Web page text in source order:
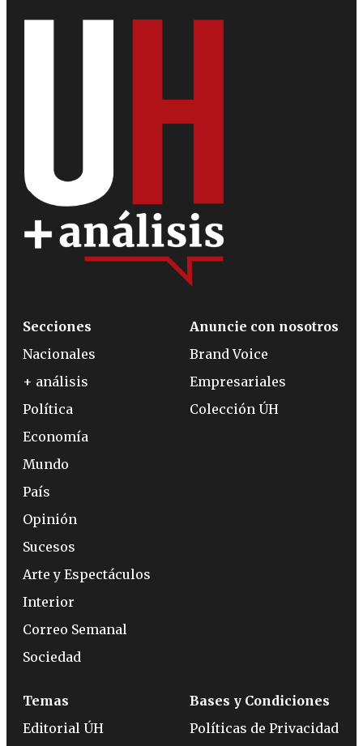
Secciones
Nacionales
+ análisis
Política
Economía
Mundo
País
Opinión
Sucesos
Arte y Espectáculos
Interior
Correo Semanal
Sociedad
Anuncie con nosotros
Brand Voice
Empresariales
Colección ÚH
Temas
Editorial ÚH
Bases y Condiciones
Políticas de Privacidad